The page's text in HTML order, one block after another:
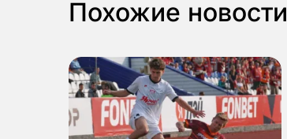
Похожие новости